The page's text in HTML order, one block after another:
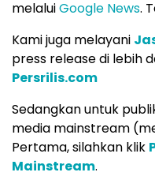
melaluiGoogle News.
Kami juga melayani
press release di lebih
Persrilis.com
Sedangkan untuk
media mainstream
Pertama, silahkan klik
Mainstream.